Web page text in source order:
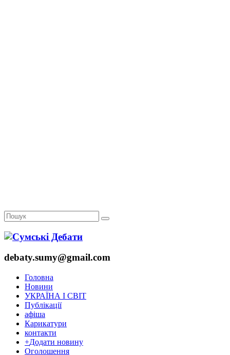
debaty.sumy@gmail.com
Головна
Новини
УКРАЇНА І СВІТ
Публікації
афіша
Карикатури
контакти
+Додати новину
Оголошення